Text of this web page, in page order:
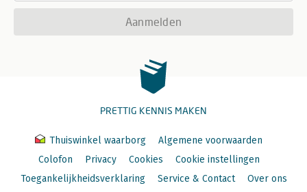
Aanmelden
PRETTIG KENNIS MAKEN
Thuiswinkel waarborg
Algemene voorwaarden
Colofon
Privacy Cookies
Cookie instellingen
Toegankelijkheidsverklaring
Service & Contact Over ons